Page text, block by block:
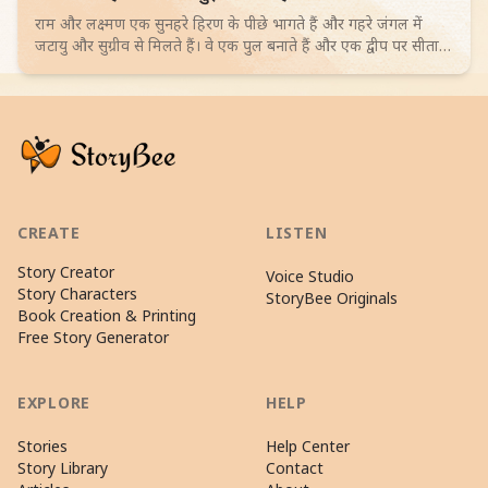
राम और लक्ष्मण एक सुनहरे हिरण के पीछे भागते हैं और गहरे जंगल में
जटायु और सुग्रीव से मिलते हैं। वे एक पुल बनाते हैं और एक द्वीप पर सीता
के ठिकाने का रहस्य खोजते हैं। 4-6 साल के बच्चों के लिए जादुई रोमांच।
CREATE
Story Creator
Story Characters
Book Creation & Printing
Free Story Generator
LISTEN
Voice Studio
StoryBee Originals
EXPLORE
Stories
Story Library
HELP
Help Center
Contact